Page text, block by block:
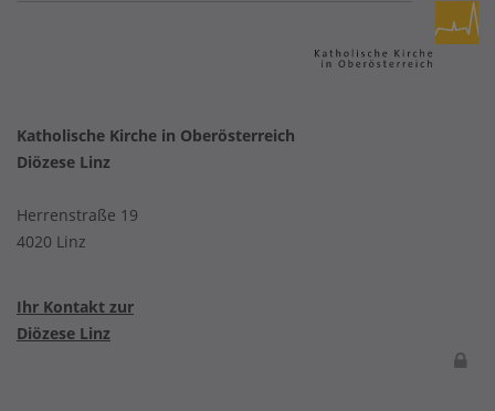
Katholische Kirche in Oberösterreich
Diözese Linz
Herrenstraße 19
4020 Linz
Ihr Kontakt zur
Diözese Linz